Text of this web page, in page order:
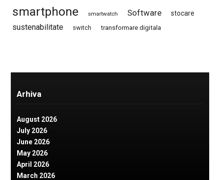
smartphone smartwatch Software stocare
sustenabilitate switch transformare digitala
Arhiva
August 2026
July 2026
June 2026
May 2026
April 2026
March 2026